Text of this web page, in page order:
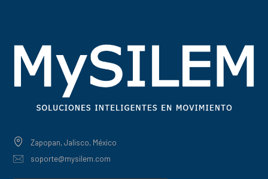
Zapopan, Jalisco, México
soporte@mysilem.com